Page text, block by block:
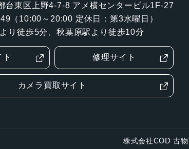
台東区上野4-7-8 アメ横センタービル1F-27
（10:00～20:00 定休日：第3水曜日）
り徒歩5分、秋葉原駅より徒歩10分
修理サイト
カメラ買取サイト
株式会社COD 古